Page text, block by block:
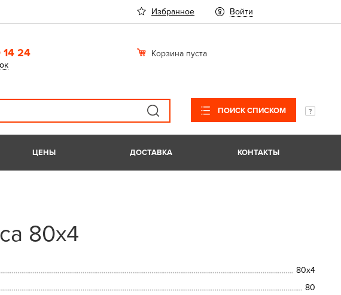
Избранное Войти
14 24 Корзина пуста
ПОИСК СПИСКОМ
ЦЕНЫ ДОСТАВКА КОНТАКТЫ
80х4
80х4
80